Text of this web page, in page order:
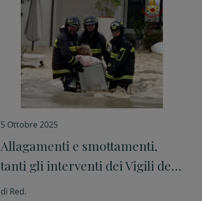
5 Ottobre 2025
Allagamenti e smottamenti,
tanti gli interventi dei Vigili del
fuoco
di Red.